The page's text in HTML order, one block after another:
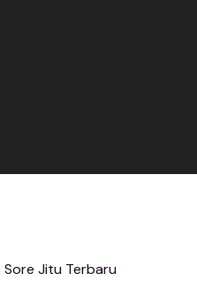
Sore Jitu Terbaru